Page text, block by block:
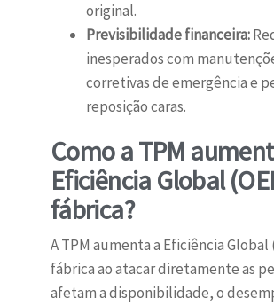
original.
Previsibilidade financeira:
inesperados com
corretivas de emergência e
reposição caras.
Como a TPM
Eficiência Global
fábrica?
A TPM aumenta a Eficiência Global
fábrica ao atacar diretamente as
afetam a disponibilidade, o